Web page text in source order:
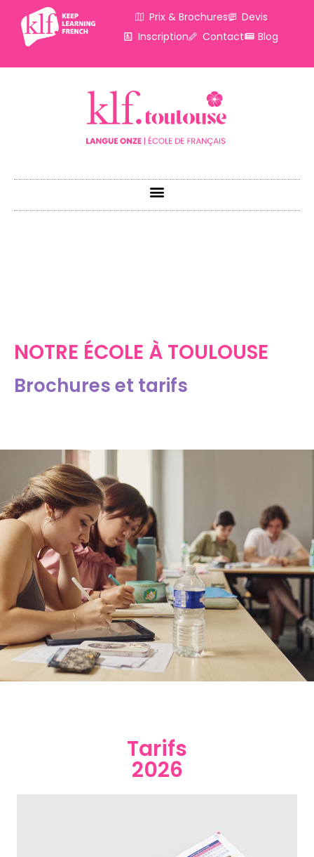
Prix & Brochures
Devis
Inscription
Contact Blog
NOTRE ÉCOLE À TOULOUSE
Brochures et tarifs
Tarifs
2026